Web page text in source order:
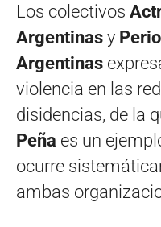
Los colectivos
Argentinas y
Argentinas
violencia en las
disidencias, de la
Peña es un
ocurre
ambas